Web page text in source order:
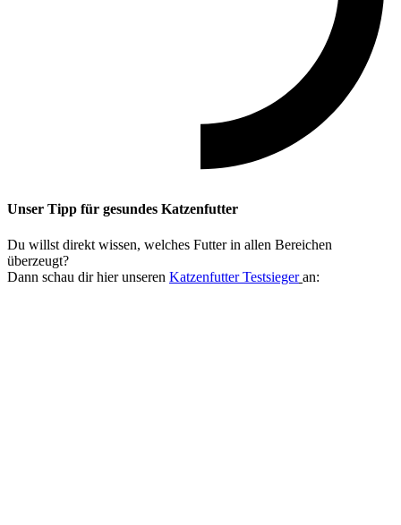
Unser Tipp für gesundes Katzenfutter
Du willst direkt wissen, welches Futter in allen Bereichen
überzeugt?
Dann schau dir hier unseren Katzenfutter Testsieger an: